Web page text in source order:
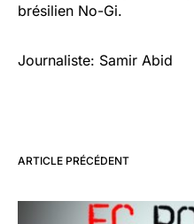
brésilien No-Gi.
Journaliste: Samir Abid
ARTICLE PRÉCÉDENT